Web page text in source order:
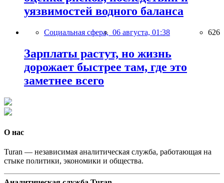
уязвимостей водного баланса
Социальная сфера, 06 августа, 01:38 626
Зарплаты растут, но жизнь
дорожает быстрее там, где это
заметнее всего
О нас
Turan — независимая аналитическая служба, работающая на
стыке политики, экономики и общества.